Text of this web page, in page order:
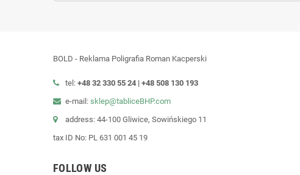
BOLD - Reklama Poligrafia Roman Kacperski
tel: +48 32 330 55 24 | +48 508 130 193
e-mail: sklep@tabliceBHP.com
address: 44-100 Gliwice, Sowińskiego 11
tax ID No: PL 631 001 45 19
FOLLOW US